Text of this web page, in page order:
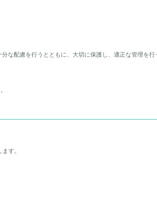
な配慮を行うとともに、大切に保護し、適正な管理を
す。